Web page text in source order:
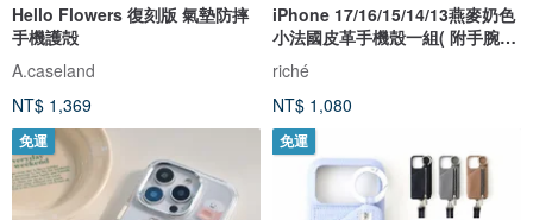
Hello Flowers 復刻版 氣墊防摔
手機護殻
A.caseland
NT$ 1,369
iPhone 17/16/15/14/13燕麥奶色
小法國皮革手機殼一組( 附手腕
帶)
riché
NT$ 1,080
免運 免運